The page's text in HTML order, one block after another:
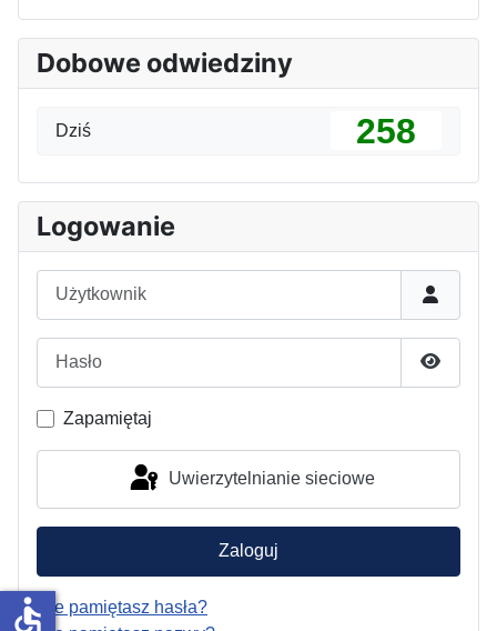
Dobowe odwiedziny
Dziś 258
Logowanie
Pokaż
Zapamiętaj
Uwierzytelnianie sieciowe
Zaloguj
Nie pamiętasz hasła?
accessible